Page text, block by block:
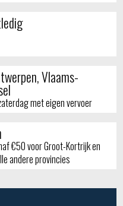
Vlaams-
met eigen vervoer
€50 voor Groot-Kortrijk en
andere provincies